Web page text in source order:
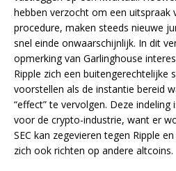
hebben verzocht om een uitspraak
procedure, maken steeds nieuwe
snel einde onwaarschijnlijk. In dit
opmerking van Garlinghouse
Ripple zich een buitengerechtelijke
voorstellen als de instantie bereid
“effect” te vervolgen. Deze
voor de crypto-industrie, want er
SEC kan zegevieren tegen Ripple
zich ook richten op andere altcoins.